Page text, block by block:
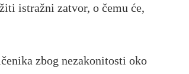
istražni zatvor, o čemu će,
zbog nezakonitosti oko